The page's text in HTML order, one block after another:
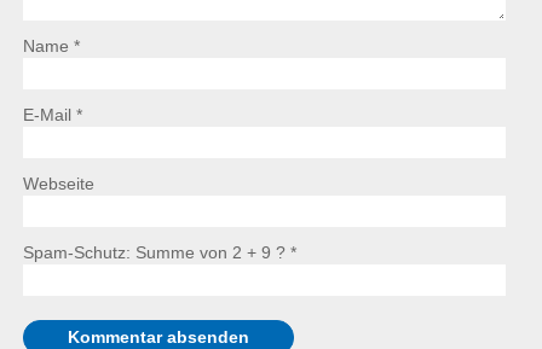
Name *
E-Mail *
Webseite
Spam-Schutz: Summe von 2 + 9 ? *